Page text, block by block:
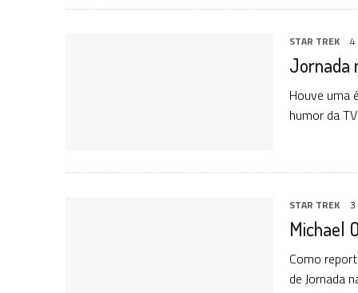
STAR TREK 4
Jornada
Houve uma
humor da
STAR TREK
Michael
Como
de Jornada